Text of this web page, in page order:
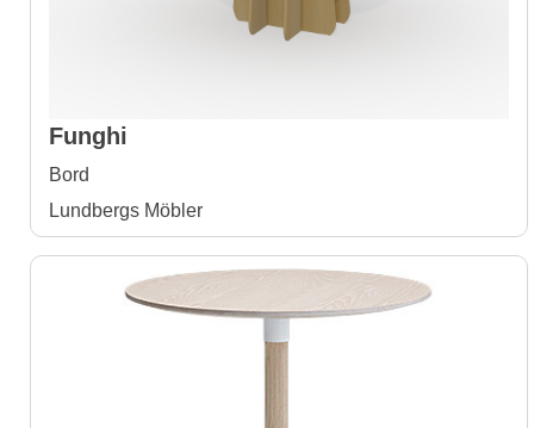
Funghi
Bord
Lundbergs Möbler